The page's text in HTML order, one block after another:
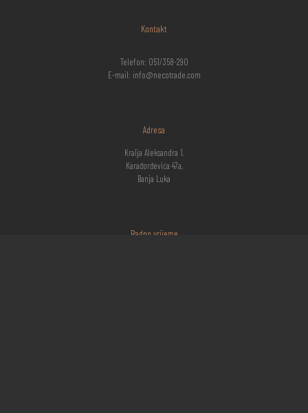
Kontakt
Telefon: 051/358-290
E-mail: info@necotrade.com
Adresa
Kralja Aleksandra 1.
Karađorđevića 47a,
Banja Luka
Radno vrijeme